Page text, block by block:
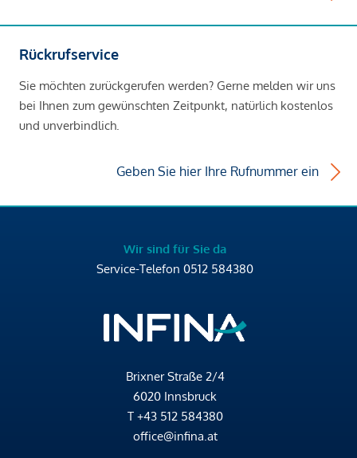
Rückrufservice
Sie möchten zurückgerufen werden? Gerne melden wir uns
bei Ihnen zum gewünschten Zeitpunkt, natürlich kostenlos
und unverbindlich.
Geben Sie hier Ihre Rufnummer ein
Wir sind für Sie da
Service-Telefon 0512 584380
Brixner Straße 2/4
6020 Innsbruck
T +43 512 584380
office@infina.at